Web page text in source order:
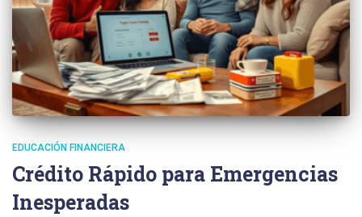
EDUCACIÓN FINANCIERA
Crédito Rápido para Emergencias
Inesperadas